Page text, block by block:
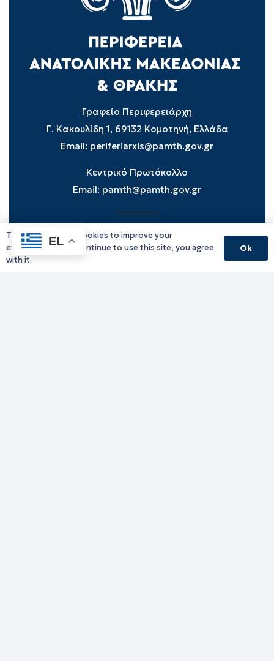
Γραφείο Περιφερειάρχη
Γ. Κακουλίδη 1, 69132 Κομοτηνή, Ελλάδα
Email: periferiarxis@pamth.gov.gr
Κεντρικό Πρωτόκολλο
Email: pamth@pamth.gov.gr
Υπηρεσίες Δράμας
Υπηρεσίες Καβάλας
EL
This website uses cookies to improve your
experience. If you continue to use this site, you agree
with it.
Ok